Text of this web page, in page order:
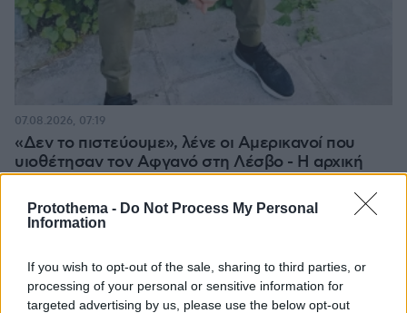
Protothema - Do Not Process My Personal
Information
If you wish to opt-out of the sale, sharing to third parties, or
processing of your personal or sensitive information for
targeted advertising by us, please use the below opt-out
«Δεν το πιστεύουμε», λένε οι Αμερικανοί που
υιοθέτησαν τον Αφγανό στη Λέσβο - Η αρχική
εκδοχή για το φονικό στην Κυψέλη και η σιωπή
στην απολογία
07.08.2026, 07:19